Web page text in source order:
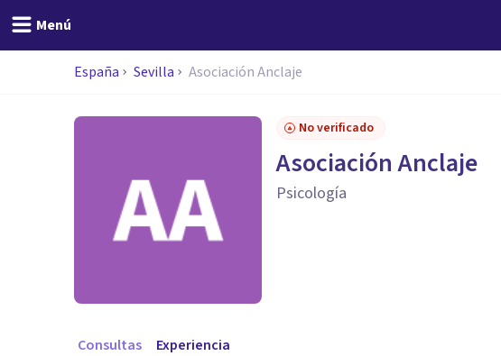
Menú
España Sevilla Asociación Anclaje
No verificado
Asociación Anclaje
Psicología
Consultas Experiencia